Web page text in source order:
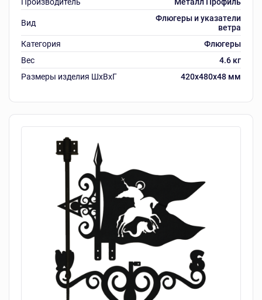
Вид
Флюгеры и указатели
ветра
Категория
Флюгеры
Вес
4.6 кг
Размеры изделия ШxВxГ
420x480x48 мм